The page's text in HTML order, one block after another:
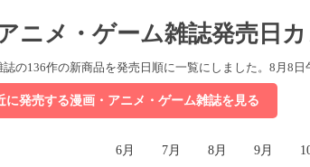
ニメ・ゲーム雑誌発売日
の136作の新商品を発売日順に一覧にしました。 8月8日
に発売する漫画・アニメ・ゲーム雑誌を見る
6月 7月 8月 9月